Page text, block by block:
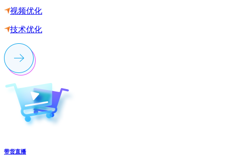
视频优化
技术优化
带货直播